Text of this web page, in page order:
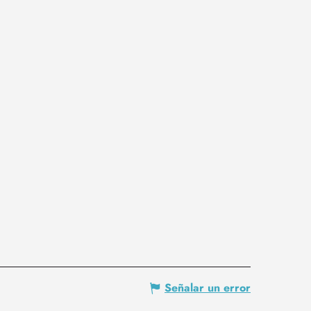
Señalar un error